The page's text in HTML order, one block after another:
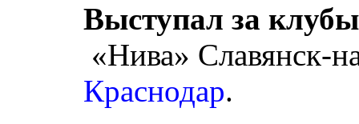
Выступал за
«Нива» Славянск-
Краснодар.